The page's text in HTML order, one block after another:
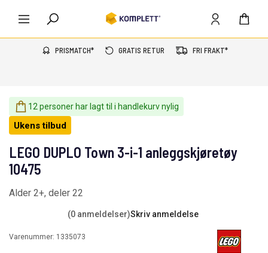
PRISMATCH* GRATIS RETUR FRI FRAKT*
12 personer har lagt til i handlekurv nylig
Ukens tilbud
LEGO DUPLO Town 3-i-1 anleggskjøretøy
10475
Alder 2+, deler 22
(0 anmeldelser)Skriv anmeldelse
Varenummer: 1335073